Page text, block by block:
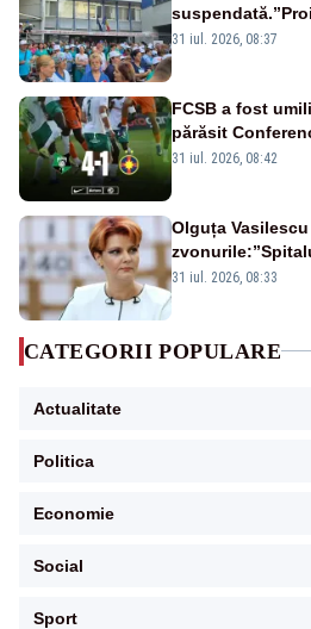
salarizării nu
31 iul. 2026, 08:37
FCSB a fost
părăsit
31 iul. 2026, 08:42
Olguța
de milioane de
31 iul. 2026, 08:33
CATEGORII POPULARE
Actualitate
Politica
Economie
Social
Sport